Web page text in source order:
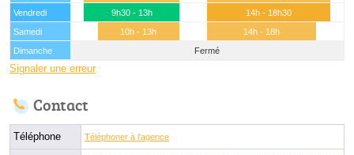
Vendredi
9h30 - 13h
14h - 18h30
Samedi
10h - 13h
14h - 18h
Dimanche
Fermé
Signaler une erreur
Contact
Téléphone Téléphoner à l'agence